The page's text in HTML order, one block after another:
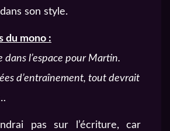
son style.
du mono :
dans l’espace pour Martin.
d’entraînement, tout devrait
pas sur l’écriture, car